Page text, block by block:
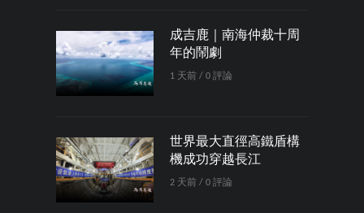
成吉鹿｜南海仲裁十周
年的鬧劇
1 天前 / 0 評論
世界最大直徑高鐵盾構
機成功穿越長江
2 天前 / 0 評論